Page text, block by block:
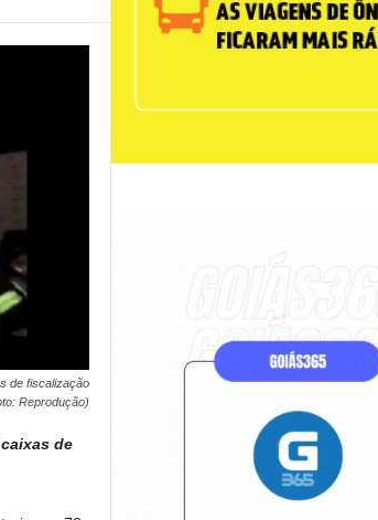
de fiscalização
Reprodução)
de